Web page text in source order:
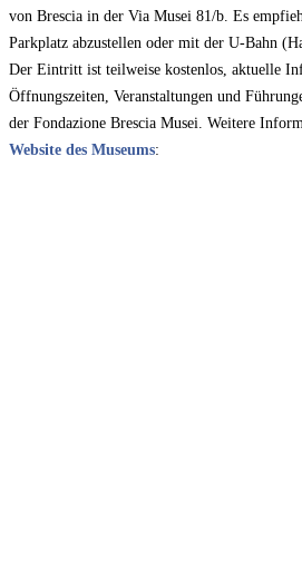
von Brescia in der Via Musei 81/b. Es
Parkplatz abzustellen oder mit der U-Bahn
Der Eintritt ist teilweise kostenlos, aktuelle
Öffnungszeiten, Veranstaltungen und
der Fondazione Brescia Musei. Weitere
Website des Museums: